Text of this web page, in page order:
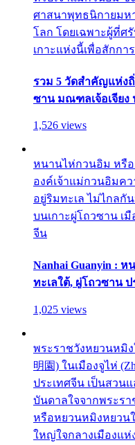
ศาสนาพุทธนิกายมห
โลก โดยเฉพาะผู้ที่ศ
เกาะแห่งนี้เพื่อสักก
รวม 5 วัดสำคัญแห่งถิ่
ซาน มณฑลเจ้อเจียง
1,526 views
หนานไห่กวนอิม หรือ
องค์เจ้าแม่กวนอิมค
อยู่ริมทะเล ไม่ไกลกั
บนเกาะผู่โถวซาน เ
จีน
Nanhai Guanyin :
ทะเลใต้, ผู่โถวซาน ป
1,025 views
พระราชวังหยวนหมิงใ
明園) ในเมืองจูไห่
ประเทศจีน เป็นสวน
บันดาลใจจากพระราช
หรือหยวนหมิงหยวน
ใหญ่ใจกลางเมืองแ